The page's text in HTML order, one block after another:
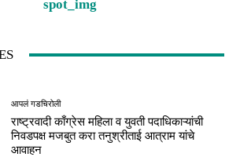
आपलं गडचिरोली
राष्ट्रवादी काँग्रेस महिला व युवती पदाधिकाऱ्यांची
निवडपक्ष मजबुत करा तनुश्रीताई आत्राम यांचे
आवाहन